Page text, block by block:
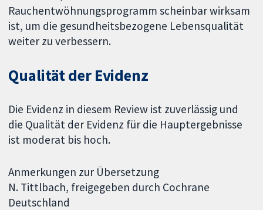
Rauchentwöhnungsprogramm scheinbar wirksam
ist, um die gesundheitsbezogene Lebensqualität
weiter zu verbessern.
Qualität der Evidenz
Die Evidenz in diesem Review ist zuverlässig und
die Qualität der Evidenz für die Hauptergebnisse
ist moderat bis hoch.
Anmerkungen zur Übersetzung
N. Tittlbach, freigegeben durch Cochrane
Deutschland